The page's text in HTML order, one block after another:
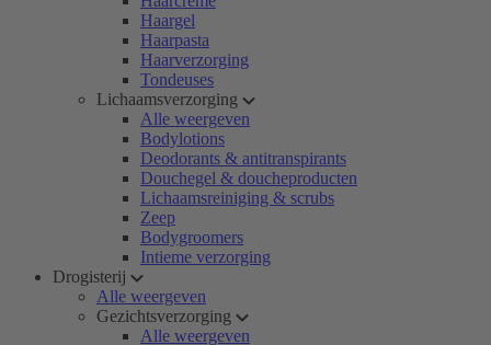
Haargel
Haarpasta
Haarverzorging
Tondeuses
Lichaamsverzorging
Alle weergeven
Bodylotions
Deodorants & antitranspirants
Douchegel & doucheproducten
Lichaamsreiniging & scrubs
Zeep
Bodygroomers
Intieme verzorging
Drogisterij
Alle weergeven
Gezichtsverzorging
Alle weergeven